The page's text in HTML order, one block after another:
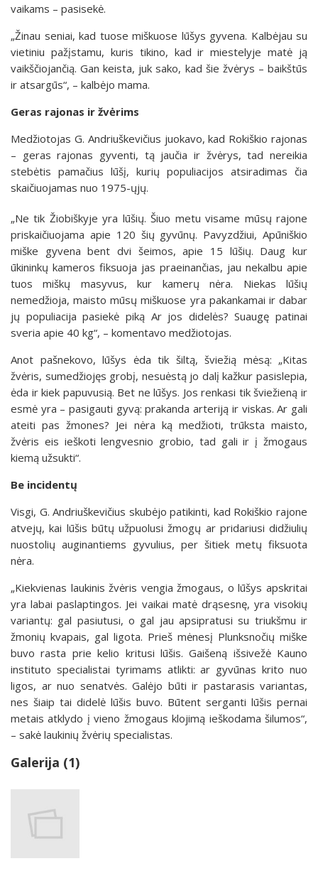
vaikams – pasisekė.
„Žinau seniai, kad tuose miškuose lūšys gyvena. Kalbėjau su
vietiniu pažįstamu, kuris tikino, kad ir miestelyje matė ją
vaikščiojančią. Gan keista, juk sako, kad šie žvėrys – baikštūs
ir atsargūs“, – kalbėjo mama.
Geras rajonas ir žvėrims
Medžiotojas G. Andriuškevičius juokavo, kad Rokiškio rajonas
– geras rajonas gyventi, tą jaučia ir žvėrys, tad nereikia
stebėtis pamačius lūšį, kurių populiacijos atsiradimas čia
skaičiuojamas nuo 1975-ųjų.
„Ne tik Žiobiškyje yra lūšių. Šiuo metu visame mūsų rajone
priskaičiuojama apie 120 šių gyvūnų. Pavyzdžiui, Apūniškio
miške gyvena bent dvi šeimos, apie 15 lūšių. Daug kur
ūkininkų kameros fiksuoja jas praeinančias, jau nekalbu apie
tuos miškų masyvus, kur kamerų nėra. Niekas lūšių
nemedžioja, maisto mūsų miškuose yra pakankamai ir dabar
jų populiacija pasiekė piką Ar jos didelės? Suaugę patinai
sveria apie 40 kg“, – komentavo medžiotojas.
Anot pašnekovo, lūšys ėda tik šiltą, šviežią mėsą: „Kitas
žvėris, sumedžiojęs grobį, nesuėstą jo dalį kažkur pasislepia,
ėda ir kiek papuvusią. Bet ne lūšys. Jos renkasi tik šviežieną ir
esmė yra – pasigauti gyvą: prakanda arteriją ir viskas. Ar gali
ateiti pas žmones? Jei nėra ką medžioti, trūksta maisto,
žvėris eis ieškoti lengvesnio grobio, tad gali ir į žmogaus
kiemą užsukti“.
Be incidentų
Visgi, G. Andriuškevičius skubėjo patikinti, kad Rokiškio rajone
atvejų, kai lūšis būtų užpuolusi žmogų ar pridariusi didžiulių
nuostolių auginantiems gyvulius, per šitiek metų fiksuota
nėra.
„Kiekvienas laukinis žvėris vengia žmogaus, o lūšys apskritai
yra labai paslaptingos. Jei vaikai matė drąsesnę, yra visokių
variantų: gal pasiutusi, o gal jau apsipratusi su triukšmu ir
žmonių kvapais, gal ligota. Prieš mėnesį Plunksnočių miške
buvo rasta prie kelio kritusi lūšis. Gaišeną išsivežė Kauno
instituto specialistai tyrimams atlikti: ar gyvūnas krito nuo
ligos, ar nuo senatvės. Galėjo būti ir pastarasis variantas,
nes šiaip tai didelė lūšis buvo. Būtent serganti lūšis pernai
metais atklydo į vieno žmogaus klojimą ieškodama šilumos“,
– sakė laukinių žvėrių specialistas.
Galerija (1)